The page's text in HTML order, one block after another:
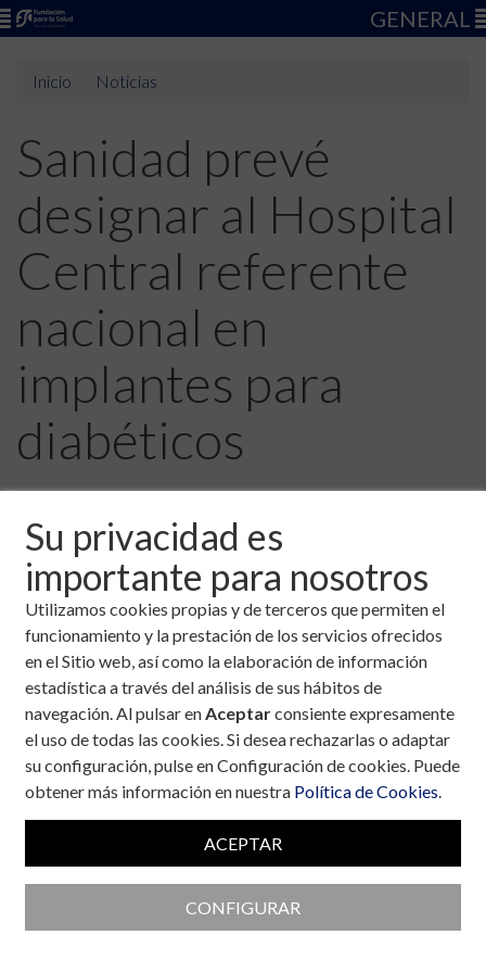
Su privacidad es
importante para nosotros
Utilizamos cookies propias y de terceros que permiten el
funcionamiento y la prestación de los servicios ofrecidos
en el Sitio web, así como la elaboración de información
estadística a través del análisis de sus hábitos de
navegación. Al pulsar enAceptarconsiente expresamente
el uso de todas las cookies. Si desea rechazarlas o adaptar
su configuración, pulse en Configuración de cookies. Puede
obtener más información en nuestra Política de Cookies.
ACEPTAR
CONFIGURAR
GENERAL
Inicio Noticias
Sanidad prevé
designar al Hospital
Central referente
nacional en
implantes para
diabéticos
Descargar fichero de la noticia completa (formato
pdf)